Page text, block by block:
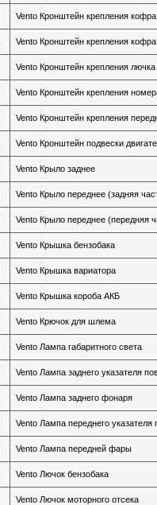
Vento Кронштейн крепления
Vento Кронштейн крепления
Vento Кронштейн крепления лючка
Vento Кронштейн крепления
Vento Кронштейн крепления
Vento Кронштейн подвески
Vento Крыло заднее
Vento Крыло переднее (задняя
Vento Крыло переднее (передняя
Vento Крышка бензобака
Vento Крышка вариатора
Vento Крышка короба АКБ
Vento Крючок для шлема
Vento Лампа габаритного света
Vento Лампа заднего указателя
Vento Лампа заднего фонаря
Vento Лампа переднего указателя
Vento Лампа передней фары
Vento Лючок бензобака
Vento Лючок моторного отсека